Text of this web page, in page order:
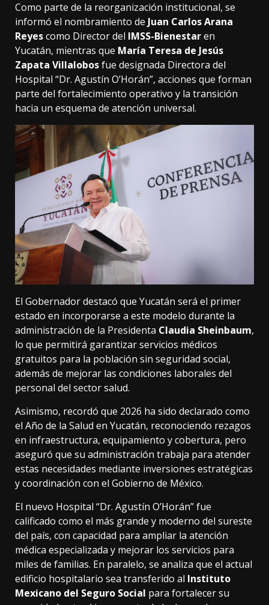
Como parte de la reorganización institucional, se
informó el nombramiento de Juan Carlos Arana
Reyescomo Director del IMSS-Bienestaren
Yucatán, mientras que María Teresa de Jesús
Zapata Villalobosfue designada Directora del
Hospital “Dr. Agustín O’Horán”, acciones que forman
parte del fortalecimiento operativo y la transición
hacia un esquema de atención universal.
El Gobernador destacó que Yucatán será el primer
estado en incorporarse a este modelo durante la
administración de la Presidenta Claudia Sheinbaum,
lo que permitirá garantizar servicios médicos
gratuitos para la población sin seguridad social,
además de mejorar las condiciones laborales del
personal del sector salud.
Asimismo, recordó que 2026 ha sido declarado como
el Año de la Salud en Yucatán, reconociendo rezagos
en infraestructura, equipamiento y cobertura, pero
aseguró que su administración trabaja para atender
estas necesidades mediante inversiones estratégicas
y coordinación con el Gobierno de México.
El nuevo Hospital “Dr. Agustín O’Horán” fue
calificado como el más grande y moderno del sureste
del país, con capacidad para ampliar la atención
médica especializada y mejorar los servicios para
miles de familias. En paralelo, se analiza que el actual
edificio hospitalario sea transferido al Instituto
Mexicano del Seguro Social para fortalecer su